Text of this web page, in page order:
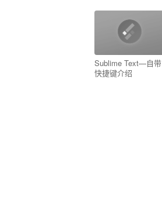
Sublime Text—自带
快捷键介绍